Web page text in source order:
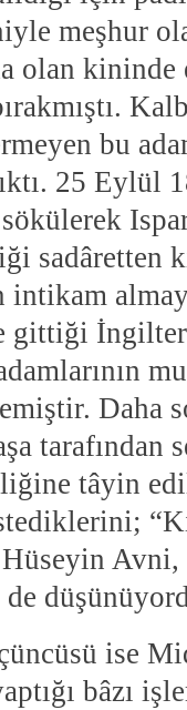
meşhur
olan kininde
bu
25 Eylül
sadâretten
intikam
gittiği
Daha
tarafından
tâyin
Avni,
ise
bâzı